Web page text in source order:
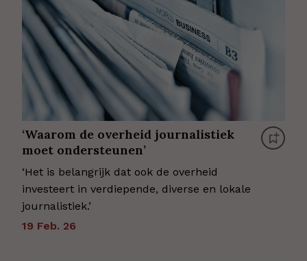
‘Waarom de overheid journalistiek
moet ondersteunen’
‘Het is belangrijk dat ook de overheid
investeert in verdiepende, diverse en lokale
journalistiek.’
19 Feb. 26